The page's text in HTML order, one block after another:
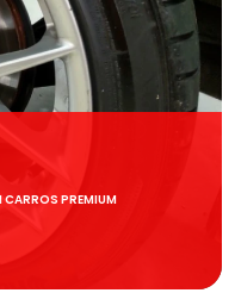
CARROS PREMIUM